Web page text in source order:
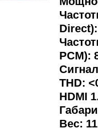
PCM):
THD:
HDMI
Вес: